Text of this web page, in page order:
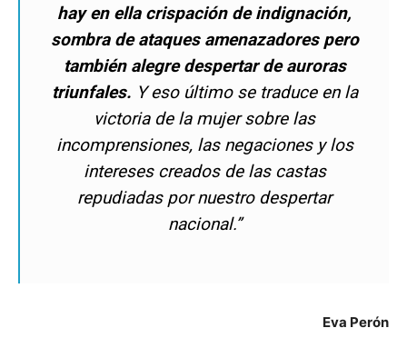
hay en ella crispación de indignación,
sombra de ataques amenazadores pero
también alegre despertar de auroras
triunfales. Y eso último se traduce en la
victoria de la mujer sobre las
incomprensiones, las negaciones y los
intereses creados de las castas
repudiadas por nuestro despertar
nacional.”
Eva Perón